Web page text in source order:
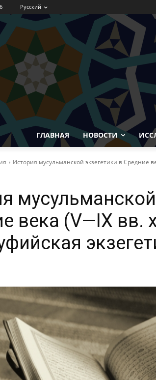
Русский
ГЛАВНАЯ НОВОСТИ
История мусульманской экзегетики в Средние
века (V—IX вв.